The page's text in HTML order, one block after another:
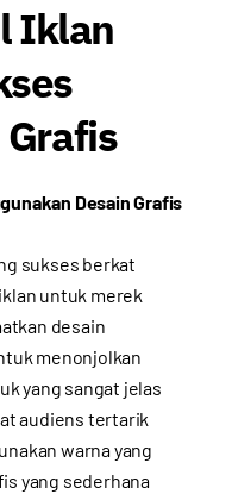
Iklan
Desain Grafis
sukses berkat
untuk merek
desain
menonjolkan
yang sangat jelas
audiens tertarik
warna yang
yang sederhana